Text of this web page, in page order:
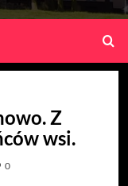
Z
wsi.
0